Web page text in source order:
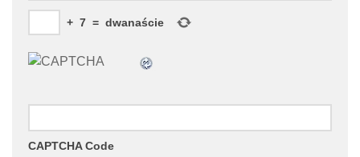
+ 7 = dwanaście
CAPTCHA Code